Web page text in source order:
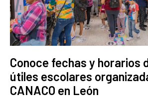
Conoce fechas y horarios
útiles escolares
CANACO en León